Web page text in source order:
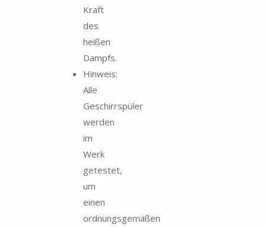
Kraft
des
heißen
Dampfs.
Hinweis:
Alle
Geschirrspüler
werden
im
Werk
getestet,
um
einen
ordnungsgemäßen